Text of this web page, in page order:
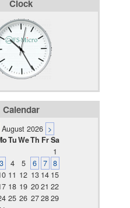
Clock
Calendar
August 2026 >
TuWeTh FrSa
1
3 4 5 6 7 8
11 12 13 14 15
18 19 2021 22
25 26 272829